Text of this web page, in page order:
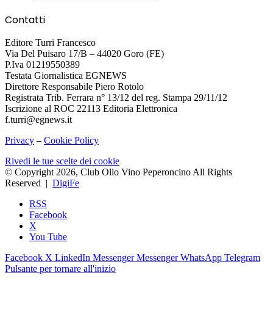
Contatti
Editore Turri Francesco
Via Del Puisaro 17/B – 44020 Goro (FE)
P.Iva 01219550389
Testata Giornalistica EGNEWS
Direttore Responsabile Piero Rotolo
Registrata Trib. Ferrara n° 13/12 del reg. Stampa 29/11/12
Iscrizione al ROC 22113 Editoria Elettronica
f.turri@egnews.it
Privacy – Cookie Policy
Rivedi le tue scelte dei cookie
© Copyright 2026, Club Olio Vino Peperoncino All Rights
Reserved | DigiFe
RSS
Facebook
X
You Tube
Facebook X LinkedIn Messenger Messenger WhatsApp Telegram
Pulsante per tornare all'inizio